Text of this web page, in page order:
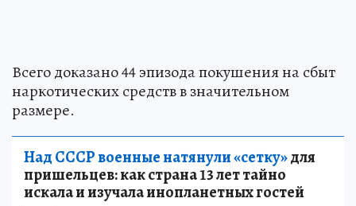
Всего доказано 44 эпизода покушения на сбыт
наркотических средств в значительном
размере.
Над СССР военные натянули «сетку»для
пришельцев: как страна 13 лет тайно
искала и изучала инопланетных гостей